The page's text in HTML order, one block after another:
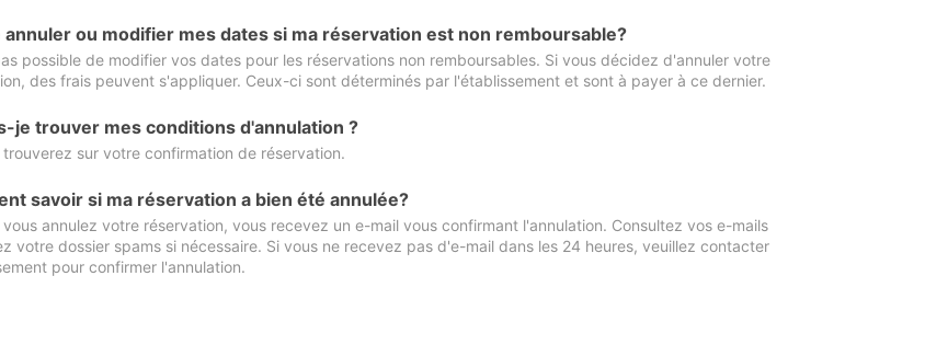
annuler ou modifier mes dates si ma réservation est non remboursable?
possible de modifier vos dates pour les réservations non remboursables. Si vous décidez d'annuler votre
des frais peuvent s'appliquer. Ceux-ci sont déterminés par l'établissement et sont à payer à ce dernier.
je trouver mes conditions d'annulation ?
trouverez sur votre confirmation de réservation.
savoir si ma réservation a bien été annulée?
vous annulez votre réservation, vous recevez un e-mail vous confirmant l'annulation. Consultez vos e-mails
votre dossier spams si nécessaire. Si vous ne recevez pas d'e-mail dans les 24 heures, veuillez contacter
pour confirmer l'annulation.